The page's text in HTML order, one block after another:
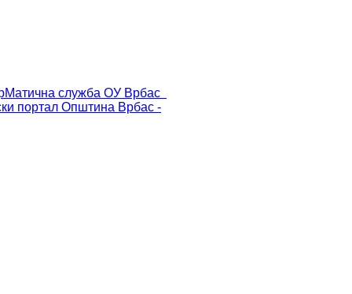
Матична служба ОУ Врбас
портал Општина Врбас -